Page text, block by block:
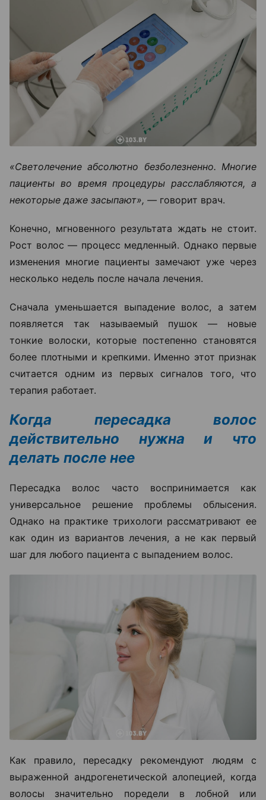
«Светолечение абсолютно безболезненно. Многие
пациенты во время процедуры расслабляются, а
некоторые даже засыпают», — говорит врач.
Конечно, мгновенного результата ждать не стоит.
Рост волос — процесс медленный. Однако первые
изменения многие пациенты замечают уже через
несколько недель после начала лечения.
Сначала уменьшается выпадение волос, а затем
появляется так называемый пушок — новые
тонкие волоски, которые постепенно становятся
более плотными и крепкими. Именно этот признак
считается одним из первых сигналов того, что
терапия работает.
Когда пересадка волос
действительно нужна и что
делать после нее
Пересадка волос часто воспринимается как
универсальное решение проблемы облысения.
Однако на практике трихологи рассматривают ее
как один из вариантов лечения, а не как первый
шаг для любого пациента с выпадением волос.
Как правило, пересадку рекомендуют людям с
выраженной андрогенетической алопецией, когда
волосы значительно поредели в лобной или